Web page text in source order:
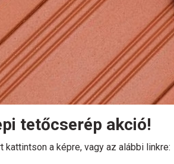
Kosárba
tetőcserép akció!
kattintson a képre, vagy az alábbi linkre: